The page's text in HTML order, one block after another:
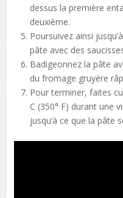
dessus la première
deuxième.
Poursuivez ainsi
pâte avec des
Badigeonnez la pâte
du fromage gruyère
Pour terminer, faites
C (350° F) durant une
jusqu’à ce que la pâte